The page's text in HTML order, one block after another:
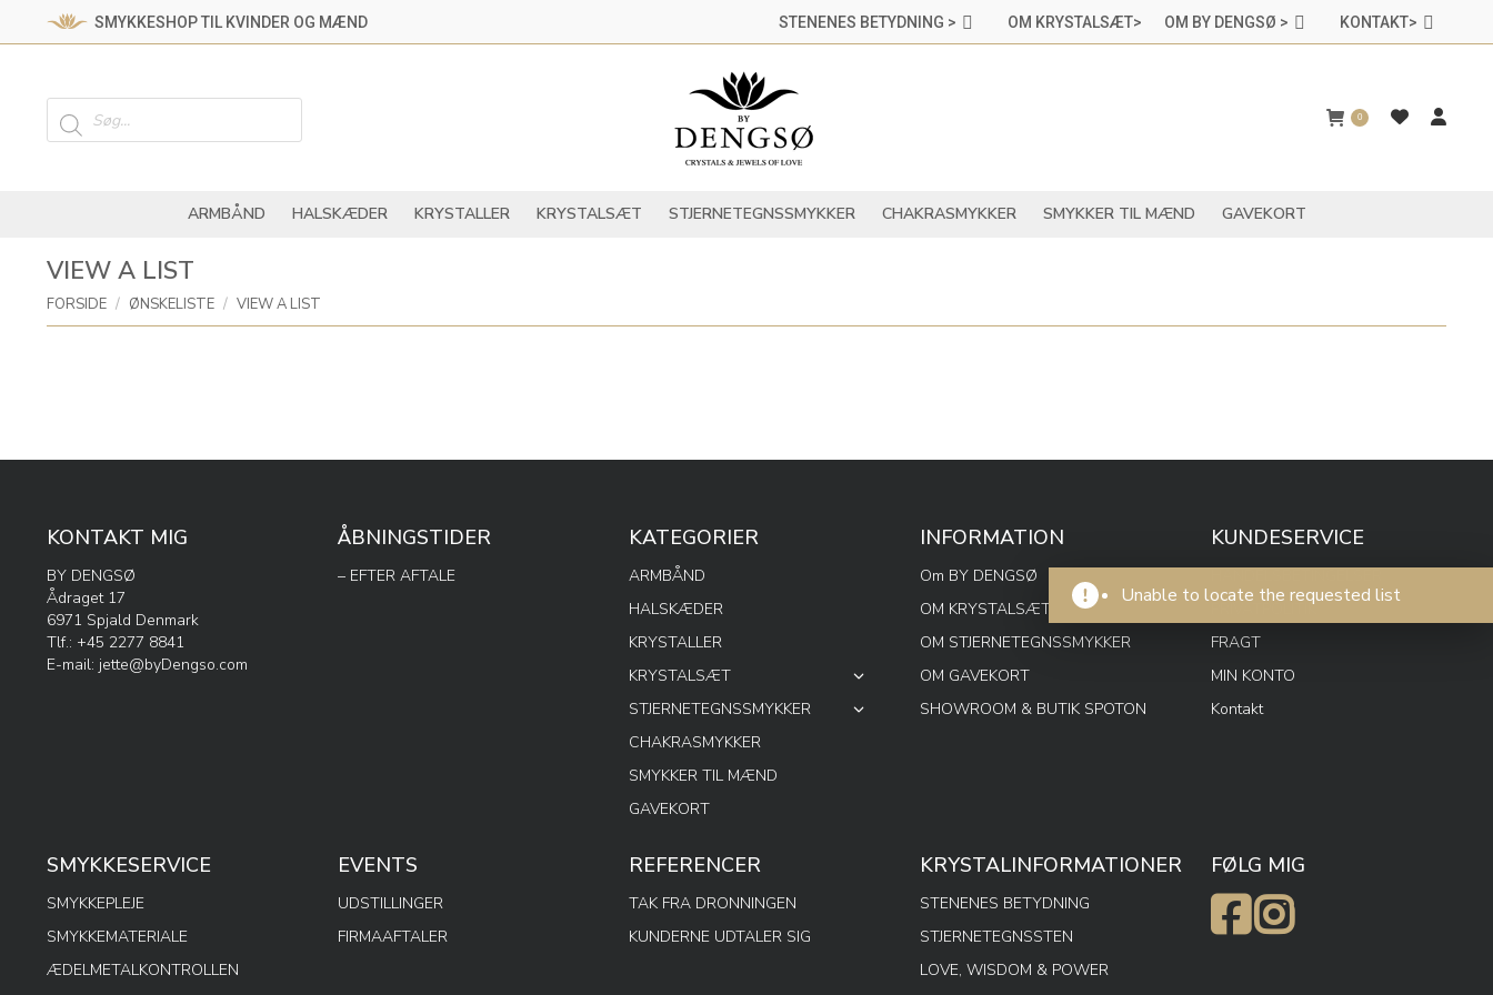
SMYKKESHOP TIL KVINDER OG MÆND STENENES BETYDNING > OM KRYSTALSÆT> OM BY DENGSØ > KONTAKT>
search
0
ARMBÅND HALSKÆDER KRYSTALLER KRYSTALSÆT STJERNETEGNSSMYKKER CHAKRASMYKKER SMYKKER TIL MÆND GAVEKORT
VIEW A LIST
You are here:
FORSIDE ØNSKELISTE VIEW A LIST
Unable to locate the requested list
KONTAKT MIG
BY DENGSØ
Ådraget 17
6971 Spjald Denmark
Tlf.: +45 2277 8841
E-mail: jette@byDengso.com
ÅBNINGSTIDER
– EFTER AFTALE
KATEGORIER
ARMBÅND
HALSKÆDER
KRYSTALLER
KRYSTALSÆT
STJERNETEGNSSMYKKER
CHAKRASMYKKER
SMYKKER TIL MÆND
GAVEKORT
INFORMATION
Om BY DENGSØ
OM KRYSTALSÆT
OM STJERNETEGNSSMYKKER
OM GAVEKORT
SHOWROOM & BUTIK SPOTON
KUNDESERVICE
PRIVATPOLITIK
FRAGT
MIN KONTO
Kontakt
SMYKKESERVICE
SMYKKEPLEJE
SMYKKEMATERIALE
ÆDELMETALKONTROLLEN
EVENTS
UDSTILLINGER
FIRMAAFTALER
REFERENCER
TAK FRA DRONNINGEN
KUNDERNE UDTALER SIG
KRYSTALINFORMATIONER
STENENES BETYDNING
STJERNETEGNSSTEN
LOVE, WISDOM & POWER
FØLG MIG